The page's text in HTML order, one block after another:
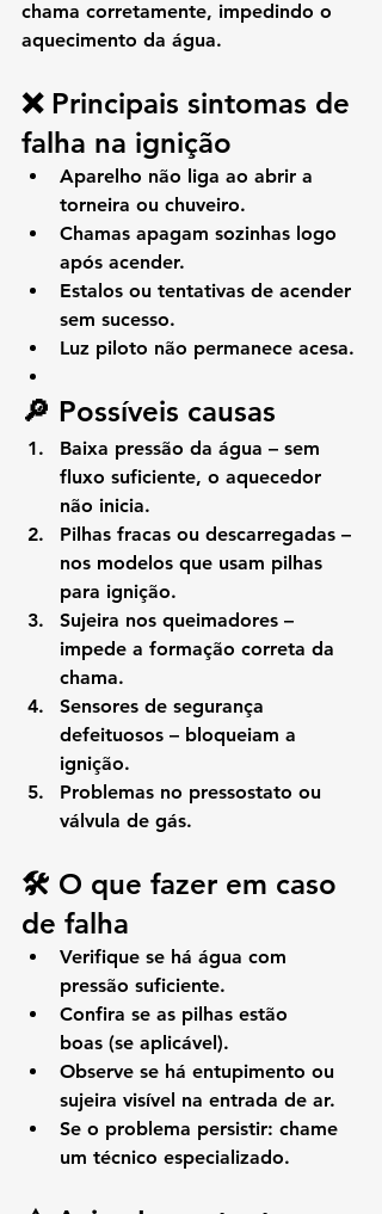
chama corretamente, impedindo o
aquecimento da água.
❌ Principais sintomas de
falha na ignição
Aparelho não liga ao abrir a
torneira ou chuveiro.
Chamas apagam sozinhas logo
após acender.
Estalos ou tentativas de acender
sem sucesso.
Luz piloto não permanece acesa.
🔎 Possíveis causas
Baixa pressão da água – sem
fluxo suficiente, o aquecedor
não inicia.
Pilhas fracas ou descarregadas –
nos modelos que usam pilhas
para ignição.
Sujeira nos queimadores –
impede a formação correta da
chama.
Sensores de segurança
defeituosos – bloqueiam a
ignição.
Problemas no pressostato ou
válvula de gás.
🛠️ O que fazer em caso
de falha
Verifique se há água com
pressão suficiente.
Confira se as pilhas estão
boas (se aplicável).
Observe se há entupimento ou
sujeira visível na entrada de ar.
Se o problema persistir: chame
um técnico especializado.